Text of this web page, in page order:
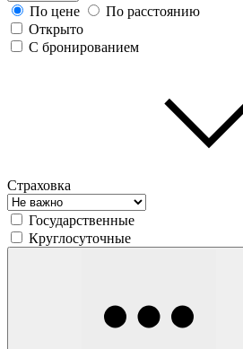
По цене
По расстоянию
Открыто
С бронированием
Страховка
Государственные
Круглосуточные